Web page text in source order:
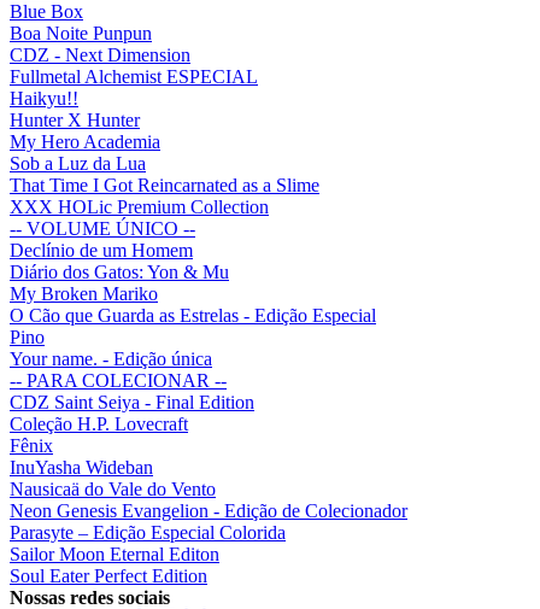
Blue Box
Boa Noite Punpun
CDZ - Next Dimension
Fullmetal Alchemist ESPECIAL
Haikyu!!
Hunter X Hunter
My Hero Academia
Sob a Luz da Lua
That Time I Got Reincarnated as a Slime
XXX HOLic Premium Collection
-- VOLUME ÚNICO --
Declínio de um Homem
Diário dos Gatos: Yon & Mu
My Broken Mariko
O Cão que Guarda as Estrelas - Edição Especial
Pino
Your name. - Edição única
-- PARA COLECIONAR --
CDZ Saint Seiya - Final Edition
Coleção H.P. Lovecraft
Fênix
InuYasha Wideban
Nausicaä do Vale do Vento
Neon Genesis Evangelion - Edição de Colecionador
Parasyte – Edição Especial Colorida
Sailor Moon Eternal Editon
Soul Eater Perfect Edition
Nossas redes sociais